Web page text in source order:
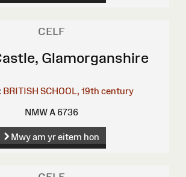
CELF
Glamorganshire
BRITISH SCHOOL, 19th century
NMW A 6736
Mwy am yr eitem hon